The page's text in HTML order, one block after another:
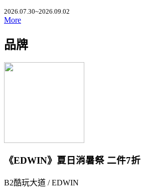
2026.07.30~2026.09.02
More
品牌
《EDWIN》夏日消暑祭 二件7折
B2酷玩大道 / EDWIN